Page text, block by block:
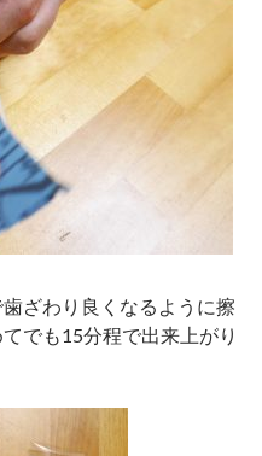
ざわり良くなるように擦
でも15分程で出来上がり